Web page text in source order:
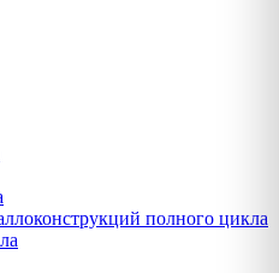
полного цикла